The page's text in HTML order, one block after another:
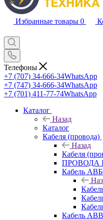
Избранные товары 0
Телефоны
+7 (707) 34-666-34WhatsApp
+7 (747) 34-666-34WhatsApp
+7 (701) 411-77-74WhatsApp
Каталог
Назад
Каталог
Кабеля (провода)
Назад
Кабеля
ПРОВОДА
Кабель
Кабель